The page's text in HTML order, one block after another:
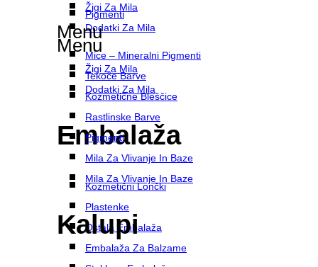
Žigi Za Mila
Dodatki Za Mila
Menu
Žigi Za Mila
Dodatki Za Mila
Embalaža
Kozmetični Lončki
Plastenke
Ostala Embalaža
Embalaža Za Balzame
Pigmenti
Menu
Mice – Mineralni Pigmenti
Tekoče Barve
Kozmetične Bleščice
Rastlinske Barve
Pigmenti
Mila Za Vlivanje In Baze
Mila Za Vlivanje In Baze
Kalupi